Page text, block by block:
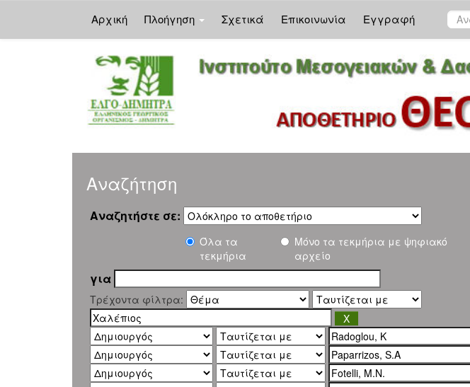
Αρχική Πλοήγηση Σχετικά Επικοινωνία Εγγραφή
Αναζήτηση
Αναζητήστε σε:
Όλα τα
τεκμήρια
Μόνο τα τεκμήρια με ψηφιακό
αρχείο
για
Τρέχοντα φίλτρα: